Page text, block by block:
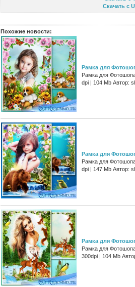
Скачать с
Похожие новости:
Рамка для
Рамка для
dpi | 104 Mb Автор:
Рамка для
Рамка для
dpi | 147 Mb Автор:
Рамка для
Рамка для
300dpi | 104 Mb